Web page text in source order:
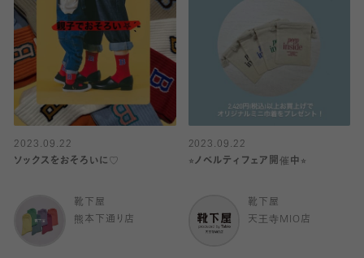
2023.09.22
ソックスをおそろいに♡
靴下屋
熊本下通り店
2023.09.22
⭐︎ノベルティフェア開催中⭐︎
靴下屋
天王寺MIO店